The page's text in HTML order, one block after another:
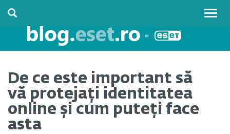
De ce este important să
vă protejați identitatea
online și cum puteți face
asta